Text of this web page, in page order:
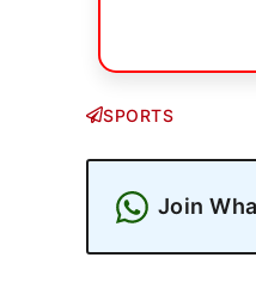
SPORTS
Join